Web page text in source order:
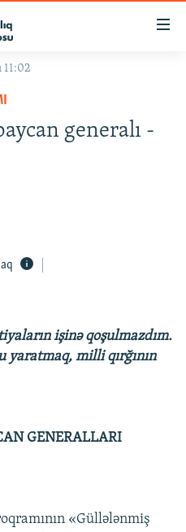
11:02
generalı -
işinə qoşulmazdım.
milli qırğının
GENERALLARI
«Güllələnmiş